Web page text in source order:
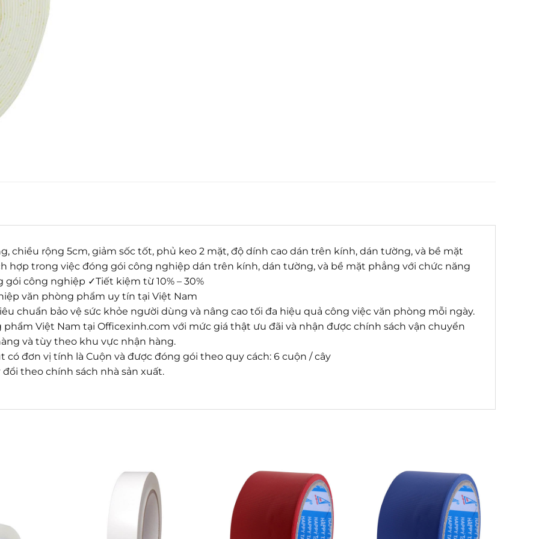
chiều rộng 5cm, giảm sốc tốt, phủ keo 2 mặt, độ dính cao dán trên kính, dán tường, và bề mặt
hợp trong việc đóng gói công nghiệp dán trên kính, dán tường, và bề mặt phẳng với chức năng
công nghiệp ✓Tiết kiệm từ 10% – 30%
văn phòng phẩm uy tín tại Việt Nam
chuẩn bảo vệ sức khỏe người dùng và nâng cao tối đa hiệu quả công việc văn phòng mỗi ngày.
Việt Nam tại Officexinh.com với mức giá thật ưu đãi và nhận được chính sách vận chuyển
và tùy theo khu vực nhận hàng.
đơn vị tính là Cuộn và được đóng gói theo quy cách: 6 cuộn / cây
theo chính sách nhà sản xuất.